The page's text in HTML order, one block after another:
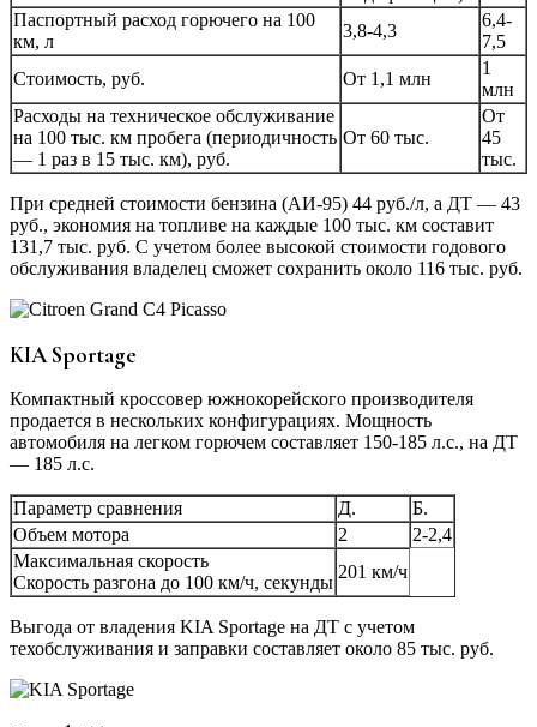
Паспортный расход горючего на 100
км, л
3,8-4,3
6,4-
7,5
Стоимость, руб.
От 1,1 млн
1
млн
Расходы на техническое обслуживание
на 100 тыс. км пробега (периодичность
— 1 раз в 15 тыс. км), руб.
От 60 тыс.
От
45
тыс.
При средней стоимости бензина (АИ-95) 44 руб./л, а ДТ — 43
руб., экономия на топливе на каждые 100 тыс. км составит
131,7 тыс. руб. С учетом более высокой стоимости годового
обслуживания владелец сможет сохранить около 116 тыс. руб.
KIA Sportage
Компактный кроссовер южнокорейского производителя
продается в нескольких конфигурациях. Мощность
автомобиля на легком горючем составляет 150-185 л.с., на ДТ
— 185 л.с.
Параметр сравнения Д.
Б.
Объем мотора
2
2-2,4
Максимальная скорость
Скорость разгона до 100 км/ч, секунды
201 км/ч
Выгода от владения KIA Sportage на ДТ с учетом
техобслуживания и заправки составляет около 85 тыс. руб.